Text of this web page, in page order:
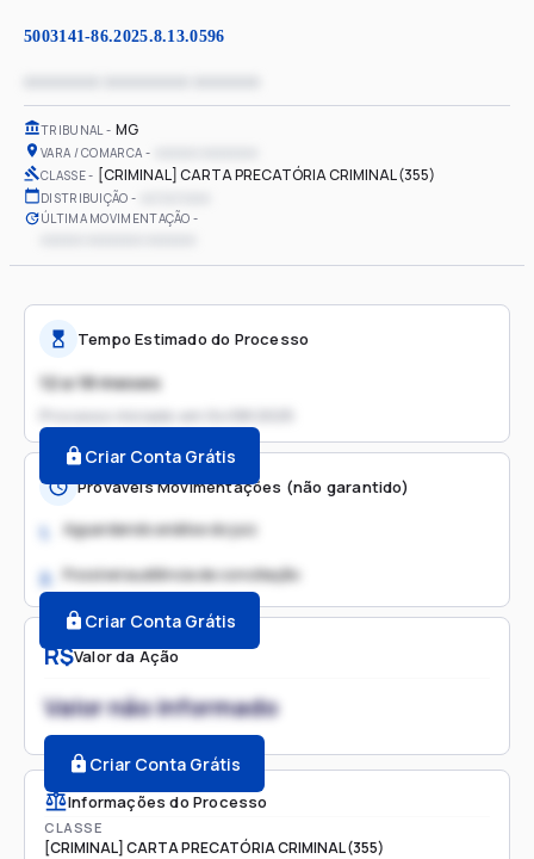
5003141-86.2025.8.13.0596
TRIBUNAL MG
VARA / COMARCA
CLASSE [CRIMINAL] CARTA PRECATÓRIA CRIMINAL (355)
DISTRIBUIÇÃO
ÚLTIMA MOVIMENTAÇÃO
R$Valor da Ação
Valor não informado
Criar Conta Grátis
Informações do Processo
CLASSE
[CRIMINAL] CARTA PRECATÓRIA CRIMINAL (355)
Tempo Estimado do Processo
12 a 18 meses
Processo iniciado em
Criar Conta Grátis
Prováveis Movimentações (não garantido)
1. Aguardando análise do juiz
2. Possível audiência de conciliação
Criar Conta Grátis